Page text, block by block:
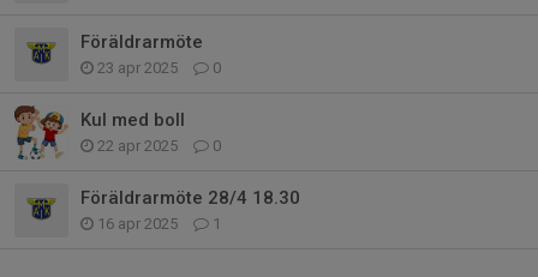
Föräldrarmöte
23 apr 2025 0
Kul med boll
22 apr 2025 0
Föräldrarmöte 28/4 18.30
16 apr 2025 1